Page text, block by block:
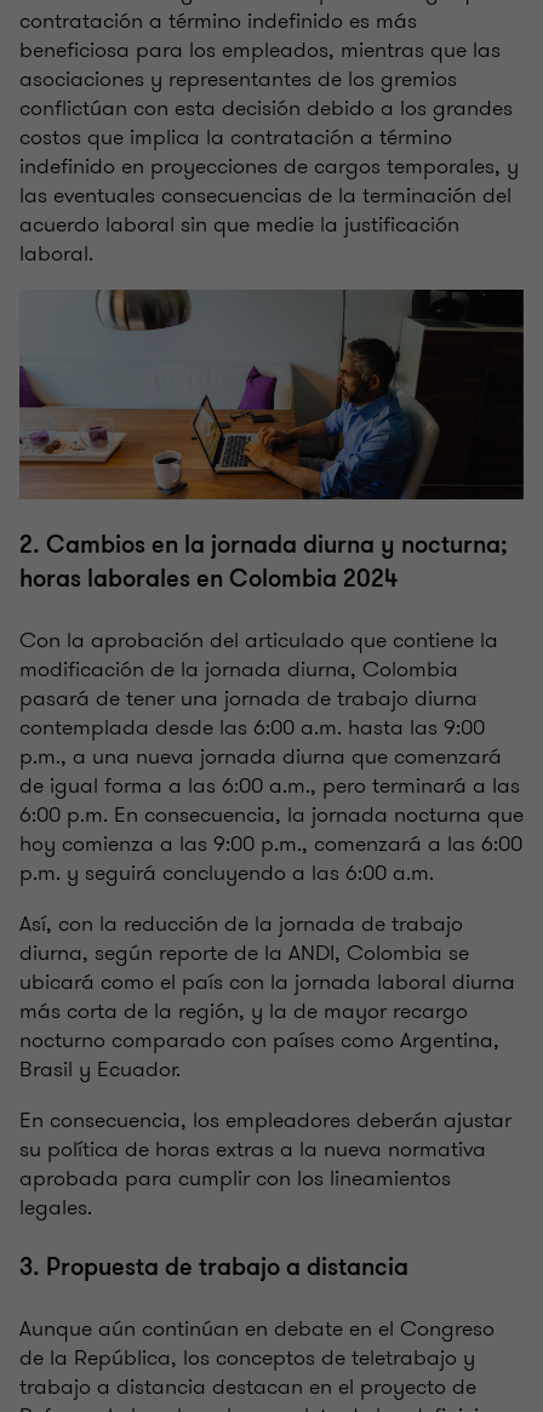
contratación a término indefinido es más
beneficiosa para los empleados, mientras que las
asociaciones y representantes de los gremios
conflictúan con esta decisión debido a los grandes
costos que implica la contratación a término
indefinido en proyecciones de cargos temporales, y
las eventuales consecuencias de la terminación del
acuerdo laboral sin que medie la justificación
laboral.
2. Cambios en la jornada diurna y nocturna;
horas laborales en Colombia 2024
Con la aprobación del articulado que contiene la
modificación de la jornada diurna, Colombia
pasará de tener una jornada de trabajo diurna
contemplada desde las 6:00 a.m. hasta las 9:00
p.m., a una nueva jornada diurna que comenzará
de igual forma a las 6:00 a.m., pero terminará a las
6:00 p.m. En consecuencia, la jornada nocturna que
hoy comienza a las 9:00 p.m., comenzará a las 6:00
p.m. y seguirá concluyendo a las 6:00 a.m.
Así, con la reducción de la jornada de trabajo
diurna, según reporte de la ANDI, Colombia se
ubicará como el país con la jornada laboral diurna
más corta de la región, y la de mayor recargo
nocturno comparado con países como Argentina,
Brasil y Ecuador.
En consecuencia, los empleadores deberán ajustar
su política de horas extras a la nueva normativa
aprobada para cumplir con los lineamientos
legales.
3. Propuesta de trabajo a distancia
Aunque aún continúan en debate en el Congreso
de la República, los conceptos de teletrabajo y
trabajo a distancia destacan en el proyecto de